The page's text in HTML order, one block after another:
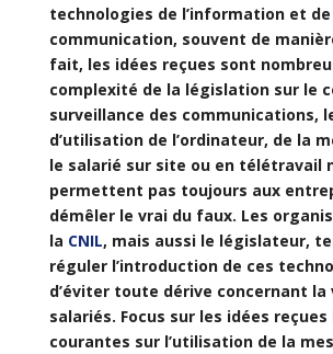
technologies de l’information et de
communication, souvent de
fait, les idées reçues sont
complexité de la législation sur le
surveillance des communications,
d’utilisation de l’ordinateur, de la
le salarié sur site ou en télétravail
permettent pas toujours aux
démêler le vrai du faux. Les
la CNIL, mais aussi le législateur,
réguler l’introduction de ces
d’éviter toute dérive concernant la
salariés. Focus sur les idées reçues
courantes sur l’utilisation de la